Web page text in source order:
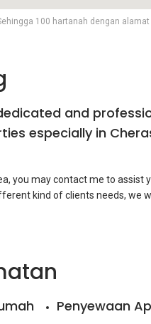
100 hartanah dengan
and
especially in
you may contact me to assist
kind of clients needs, we
city centre area. I believe
Penyewaan